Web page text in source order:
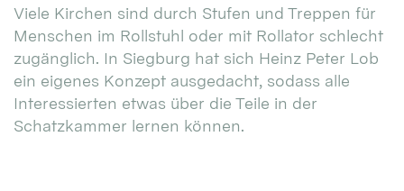
Viele Kirchen sind durch Stufen und Treppen für
Menschen im Rollstuhl oder mit Rollator schlecht
zugänglich. In Siegburg hat sich Heinz Peter Lob
ein eigenes Konzept ausgedacht, sodass alle
Interessierten etwas über die Teile in der
Schatzkammer lernen können.